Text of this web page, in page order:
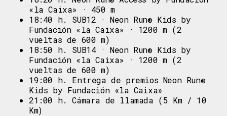
«la Caixa» · 450 m
18:40 h. SUB12 · Neon Run® Kids by
Fundación «la Caixa» · 1200 m (2
vueltas de 600 m)
18:50 h. SUB14 · Neon Run® Kids by
Fundación «la Caixa» · 1200 m (2
vueltas de 600 m)
19:00 h. Entrega de premios Neon Run®
Kids by Fundación «la Caixa»
21:00 h. Cámara de llamada (5 Km / 10
Km)